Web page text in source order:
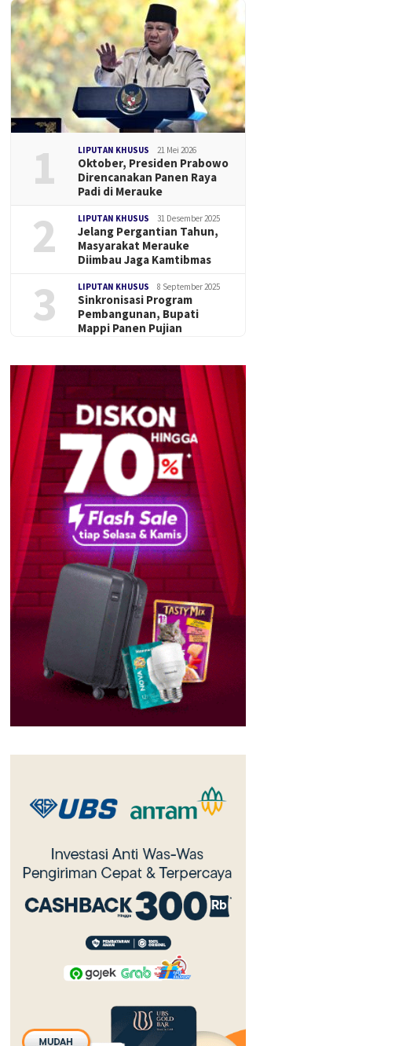
1 LIPUTAN KHUSUS 21 Mei 2026
Oktober, Presiden Prabowo
Direncanakan Panen Raya
Padi di Merauke
2 LIPUTAN KHUSUS 31 Desember 2025
Jelang Pergantian Tahun,
Masyarakat Merauke
Diimbau Jaga Kamtibmas
3 LIPUTAN KHUSUS 8 September 2025
Sinkronisasi Program
Pembangunan, Bupati
Mappi Panen Pujian